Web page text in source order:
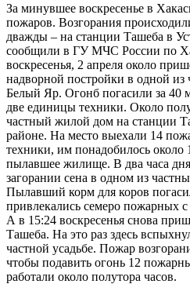
За минувшее воскресенье в
пожаров. Возгорания
дважды – на станции Ташеба в
сообщили в ГУ МЧС России по
воскресенья, 2 апреля около
надворной постройки в одной из
Белый Яр. Огонб погасили за 40
две единицы техники. Около
частный жилой дом на станции
районе. На место выехали 14
техники, им понадобилось около
пылавшее жилище. В два часа
загорании сена в одном из
Пылавший корм для коров
привлекались семеро пожарных
А в 15:24 воскресенья снова
Ташеба. На это раз здесь
частной усадьбе. Пожар
чтобы подавить огонь 12
работали около полутора часов.